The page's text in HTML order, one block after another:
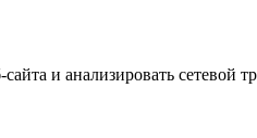
и анализировать сетевой